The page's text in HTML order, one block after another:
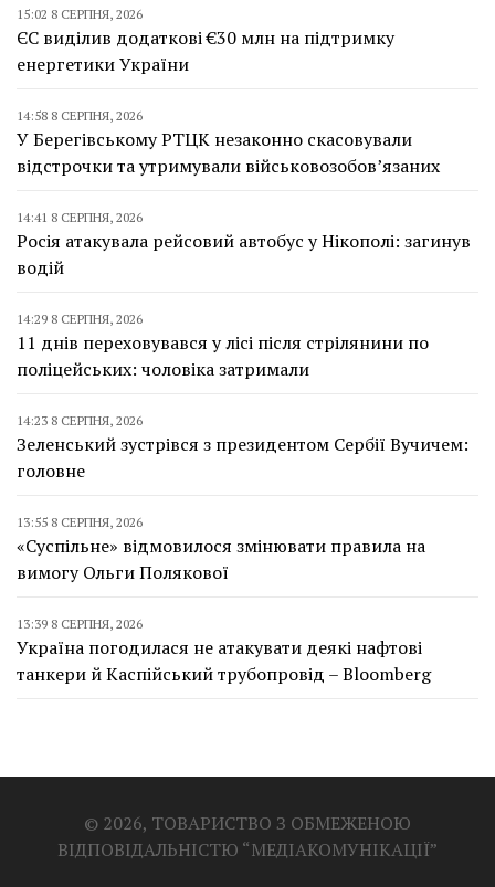
15:02 8 СЕРПНЯ, 2026
ЄС виділив додаткові €30 млн на підтримку
енергетики України
14:58 8 СЕРПНЯ, 2026
У Берегівському РТЦК незаконно скасовували
відстрочки та утримували військовозобов’язаних
14:41 8 СЕРПНЯ, 2026
Росія атакувала рейсовий автобус у Нікополі: загинув
водій
14:29 8 СЕРПНЯ, 2026
11 днів переховувався у лісі після стрілянини по
поліцейських: чоловіка затримали
14:23 8 СЕРПНЯ, 2026
Зеленський зустрівся з президентом Сербії Вучичем:
головне
13:55 8 СЕРПНЯ, 2026
«Суспільне» відмовилося змінювати правила на
вимогу Ольги Полякової
13:39 8 СЕРПНЯ, 2026
Україна погодилася не атакувати деякі нафтові
танкери й Каспійський трубопровід – Bloomberg
© 2026, ТОВАРИСТВО З ОБМЕЖЕНОЮ
ВІДПОВІДАЛЬНІСТЮ “МЕДІАКОМУНІКАЦІЇ”